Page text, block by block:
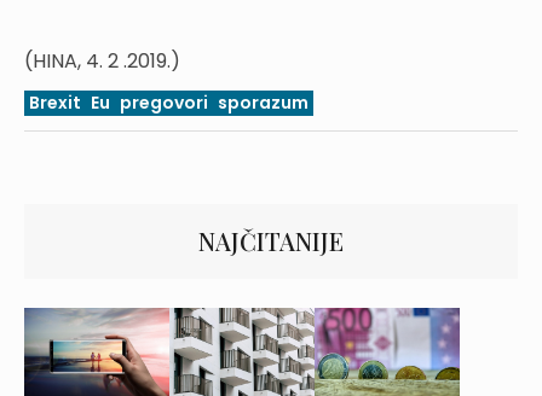
(HINA, 4. 2 .2019.)
Brexit Eu pregovori sporazum
NAJČITANIJE